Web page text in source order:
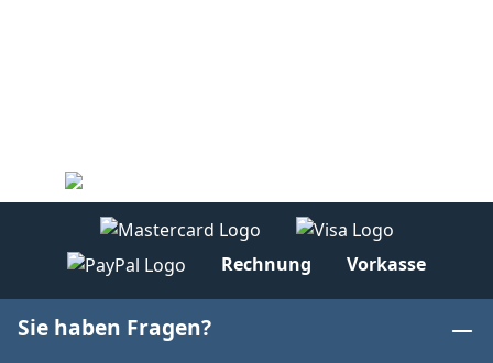
Rechnung Vorkasse
Sie haben Fragen?